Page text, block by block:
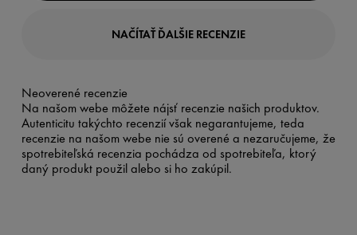
NAČÍTAŤ ĎALŠIE RECENZIE
Neoverené recenzie
Na našom webe môžete nájsť recenzie našich produktov.
Autenticitu takýchto recenzií však negarantujeme, teda
recenzie na našom webe nie sú overené a nezaručujeme, že
spotrebiteľská recenzia pochádza od spotrebiteľa, ktorý
daný produkt použil alebo si ho zakúpil.